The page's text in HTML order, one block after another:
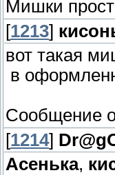
Мишки
[1213]
вот такая
в
Сообщение
[1214]
Асенька,